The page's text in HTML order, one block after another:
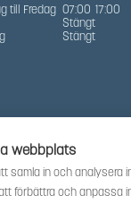
webbplats
samla in och
förbättra och anpassa
till Fredag 07:00 17:00
Stängt
Stängt